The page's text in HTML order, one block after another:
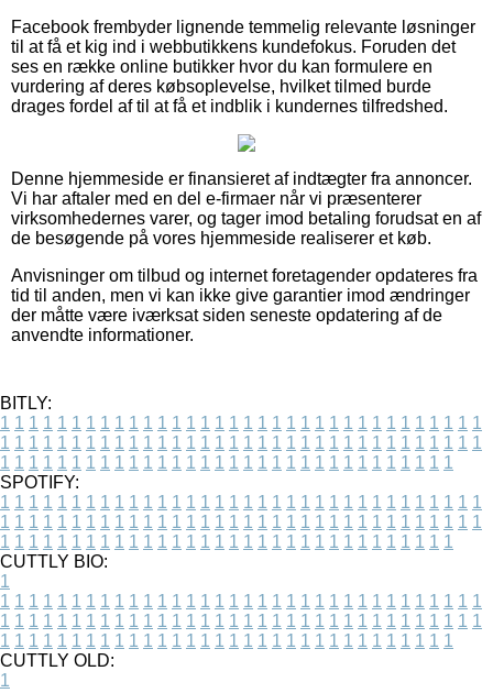
Facebook frembyder lignende temmelig relevante løsninger
til at få et kig ind i webbutikkens kundefokus. Foruden det
ses en række online butikker hvor du kan formulere en
vurdering af deres købsoplevelse, hvilket tilmed burde
drages fordel af til at få et indblik i kundernes tilfredshed.
Denne hjemmeside er finansieret af indtægter fra annoncer.
Vi har aftaler med en del e-firmaer når vi præsenterer
virksomhedernes varer, og tager imod betaling forudsat en af
de besøgende på vores hjemmeside realiserer et køb.
Anvisninger om tilbud og internet foretagender opdateres fra
tid til anden, men vi kan ikke give garantier imod ændringer
der måtte være iværksat siden seneste opdatering af de
anvendte informationer.
BITLY:
1 1 1 1 1 1 1 1 1 1 1 1 1 1 1 1 1 1 1 1 1 1 1 1 1 1 1 1 1 1 1 1 1 1
1 1 1 1 1 1 1 1 1 1 1 1 1 1 1 1 1 1 1 1 1 1 1 1 1 1 1 1 1 1 1 1 1 1
1 1 1 1 1 1 1 1 1 1 1 1 1 1 1 1 1 1 1 1 1 1 1 1 1 1 1 1 1 1 1 1
SPOTIFY:
1 1 1 1 1 1 1 1 1 1 1 1 1 1 1 1 1 1 1 1 1 1 1 1 1 1 1 1 1 1 1 1 1 1
1 1 1 1 1 1 1 1 1 1 1 1 1 1 1 1 1 1 1 1 1 1 1 1 1 1 1 1 1 1 1 1 1 1
1 1 1 1 1 1 1 1 1 1 1 1 1 1 1 1 1 1 1 1 1 1 1 1 1 1 1 1 1 1 1 1
CUTTLY BIO:
1
1 1 1 1 1 1 1 1 1 1 1 1 1 1 1 1 1 1 1 1 1 1 1 1 1 1 1 1 1 1 1 1 1 1
1 1 1 1 1 1 1 1 1 1 1 1 1 1 1 1 1 1 1 1 1 1 1 1 1 1 1 1 1 1 1 1 1 1
1 1 1 1 1 1 1 1 1 1 1 1 1 1 1 1 1 1 1 1 1 1 1 1 1 1 1 1 1 1 1 1
CUTTLY OLD:
1